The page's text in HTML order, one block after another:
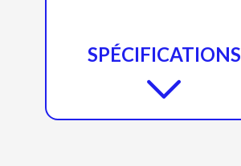
SPÉCIFICATIONS